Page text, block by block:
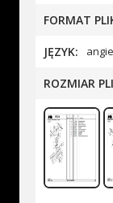
FORMAT
JĘZYK:
ROZMIAR